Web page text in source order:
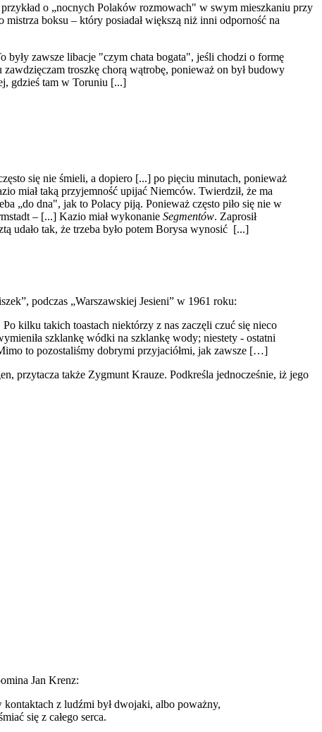
o „nocnych Polaków rozmowach" w swym mieszkaniu przy
boksu – który posiadał większą niż inni odporność na
były zawsze libacje "czym chata bogata", jeśli chodzi o formę
troszkę chorą wątrobę, ponieważ on był budowy
gdzieś tam w Toruniu [...]
się nie śmieli, a dopiero [...] po pięciu minutach, ponieważ
miał taką przyjemność upijać Niemców. Twierdził, że ma
„do dna", jak to Polacy piją. Ponieważ często piło się nie w
– [...] Kazio miał wykonanie Segmentów. Zaprosił
udało tak, że trzeba było potem Borysa wynosić [...]
podczas „Warszawskiej Jesieni” w 1961 roku:
kilku takich toastach niektórzy z nas zaczęli czuć się nieco
szklankę wódki na szklankę wody; niestety - ostatni
to pozostaliśmy dobrymi przyjaciółmi, jak zawsze […]
przytacza także Zygmunt Krauze. Podkreśla jednocześnie, iż jego
Jan Krenz:
z ludźmi był dwojaki, albo poważny,
się z całego serca.